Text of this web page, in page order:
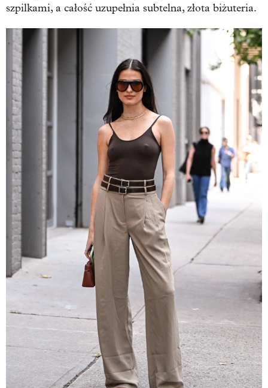
szpilkami, a całość uzupełnia subtelna, złota biżuteria.